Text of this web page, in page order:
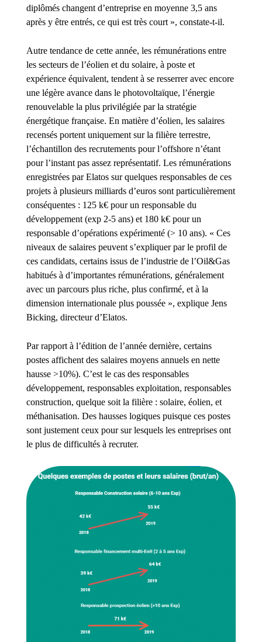
diplômés changent d’entreprise en moyenne 3,5 ans
après y être entrés, ce qui est très court », constate-t-il.
Autre tendance de cette année, les rémunérations entre
les secteurs de l’éolien et du solaire, à poste et
expérience équivalent, tendent à se resserrer avec encore
une légère avance dans le photovoltaïque, l’énergie
renouvelable la plus privilégiée par la stratégie
énergétique française. En matière d’éolien, les salaires
recensés portent uniquement sur la filière terrestre,
l’échantillon des recrutements pour l’offshore n’étant
pour l’instant pas assez représentatif. Les rémunérations
enregistrées par Elatos sur quelques responsables de ces
projets à plusieurs milliards d’euros sont particulièrement
conséquentes : 125 k€ pour un responsable du
développement (exp 2-5 ans) et 180 k€ pour un
responsable d’opérations expérimenté (> 10 ans). « Ces
niveaux de salaires peuvent s’expliquer par le profil de
ces candidats, certains issus de l’industrie de l’Oil&Gas
habitués à d’importantes rémunérations, généralement
avec un parcours plus riche, plus confirmé, et à la
dimension internationale plus poussée », explique Jens
Bicking, directeur d’Elatos.
Par rapport à l’édition de l’année dernière, certains
postes affichent des salaires moyens annuels en nette
hausse >10%). C’est le cas des responsables
développement, responsables exploitation, responsables
construction, quelque soit la filière : solaire, éolien, et
méthanisation. Des hausses logiques puisque ces postes
sont justement ceux pour sur lesquels les entreprises ont
le plus de difficultés à recruter.